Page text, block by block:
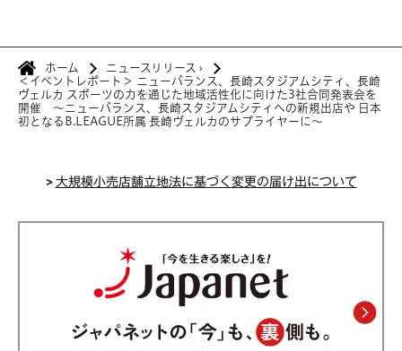
ホーム ニュースリリース ›
＜イベントレポート＞ ニューバランス、長崎スタジアムシティ、長崎
ヴェルカ スポーツの力を通じた地域活性化に向けた3社合同発表会を
開催 ～ニューバランス、長崎スタジアムシティへの新規出店や 日本
初となるB.LEAGUE所属 長崎ヴェルカのサプライヤーに～
>大規模小売店舗立地法に基づく変更の届け出について